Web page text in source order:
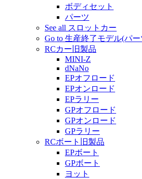
ボディセット
パーツ
See all スロットカー
Go to 生産終了モデル(パ
RCカー旧製品
MINI-Z
dNaNo
EPオフロード
EPオンロード
EPラリー
GPオフロード
GPオンロード
GPラリー
RCボート旧製品
EPボート
GPボート
ヨット